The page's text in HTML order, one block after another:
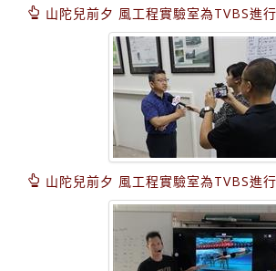
山陀兒前夕 風工程實驗室為TVBS進
山陀兒前夕 風工程實驗室為TVBS進